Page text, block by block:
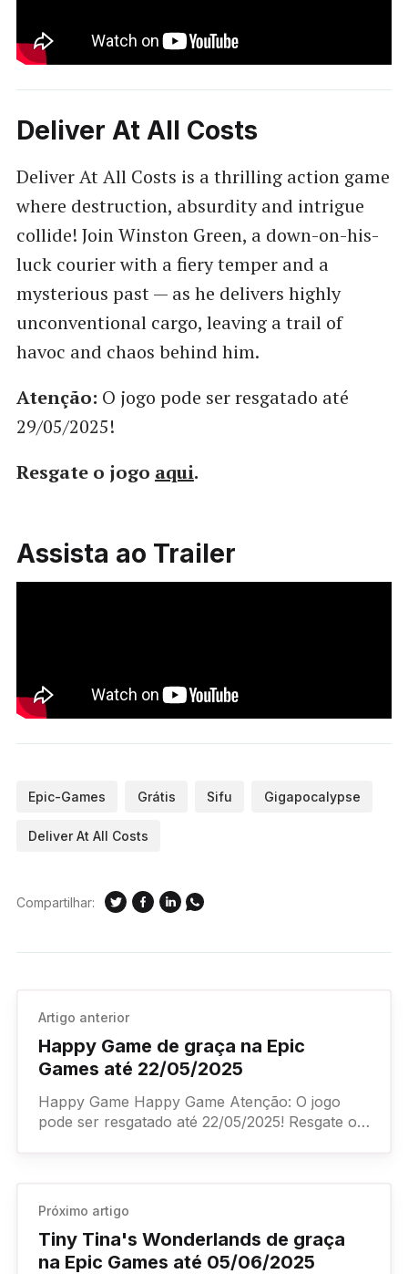
Deliver At All Costs
Deliver At All Costs is a thrilling action game
where destruction, absurdity and intrigue
collide! Join Winston Green, a down-on-his-
luck courier with a fiery temper and a
mysterious past — as he delivers highly
unconventional cargo, leaving a trail of
havoc and chaos behind him.
Atenção: O jogo pode ser resgatado até
29/05/2025!
Resgate o jogo aqui.
Assista ao Trailer
Epic-Games Grátis Sifu Gigapocalypse
Deliver At All Costs
Compartilhar:
Artigo anterior
Happy Game de graça na Epic
Games até 22/05/2025
Happy Game Happy Game Atenção: O jogo
pode ser resgatado até 22/05/2025! Resgate o
Próximo artigo
Tiny Tina's Wonderlands de graça
na Epic Games até 05/06/2025